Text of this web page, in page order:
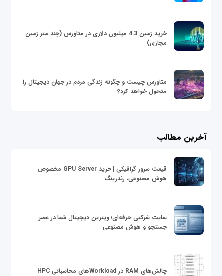
خرید زمین 4.3 میلیون دلاری در متاورس (چند متر زمین
مجازی)
متاورس چیست و چگونه زندگی مردم در جهان دیجیتال را
متحول خواهد کرد؟
آخرین مطالب
قیمت سرور گرافیکی | خرید GPU Server مخصوص
هوش مصنوعی، رندرینگ
سایت شرکتی حرفه‌ای؛ ویترین دیجیتال شما در عصر
جستجو و هوش مصنوعی
چالش‌های RAM در Workloadهای محاسباتی HPC